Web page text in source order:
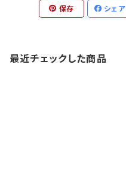
保存 シェア
最近チェックした商品